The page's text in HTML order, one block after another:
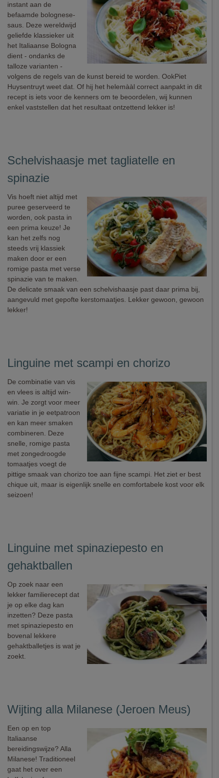
instant aan de
befaamde bolognese-
saus. Deze wereldwijd
geliefde klassieker uit
het Italiaanse Bologna
dient - ondanks de
talloze varianten -
volgens de regels van de kunst bereid te worden. OokPiet
Huysentruyt weet dat. Of hij het helemààl correct aanpakt in dit
recept is iets voor de kenners om te beoordelen, wij kunnen
enkel vaststellen dat het resultaat ontzettend lekker is!
Schelvishaasje met tagliatelle en
spinazie
Vis hoeft niet altijd met
puree geserveerd te
worden, ook pasta in
een prima keuze! Je
kan het zelfs nog
steeds vrij klassiek
maken door er een
romige pasta met verse
spinazie van te maken.
De delicate smaak van een schelvishaasje past daar prima bij,
aangevuld met gepofte kerstomaatjes. Lekker gewoon, gewoon
lekker!
Linguine met scampi en chorizo
De combinatie van vis
en vlees is altijd win-
win. Je zorgt voor meer
variatie in je eetpatroon
en kan meer smaken
combineren. Deze
snelle, romige pasta
met zongedroogde
tomaatjes voegt de
pittige smaak van chorizo toe aan fijne scampi. Het ziet er best
chique uit, maar is eigenlijk snelle en comfortabele kost voor elk
seizoen!
Linguine met spinaziepesto en
gehaktballen
Op zoek naar een
lekker familierecept dat
je op elke dag kan
inzetten? Deze pasta
met spinaziepesto en
bovenal lekkere
gehaktballetjes is wat je
zoekt.
Wijting alla Milanese (Jeroen Meus)
Een op en top
Italiaanse
bereidingswijze? Alla
Milanese! Traditioneel
gaat het over een